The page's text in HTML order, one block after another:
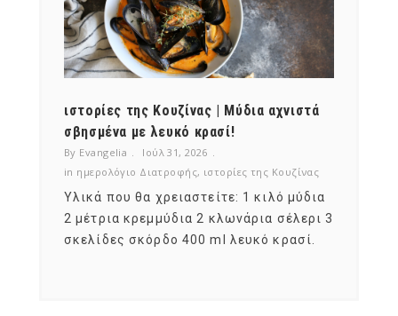
ιστορίες της Κουζίνας | Μύδια αχνιστά
σβησμένα με λευκό κρασί!
By Evangelia
Ιούλ 31, 2026
in ημερολόγιο Διατροφής, ιστορίες της Κουζίνας
Υλικά που θα χρειαστείτε: 1 κιλό μύδια
2 μέτρια κρεμμύδια 2 κλωνάρια σέλερι 3
σκελίδες σκόρδο 400 ml λευκό κρασί.